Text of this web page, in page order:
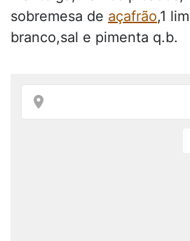
sobremesa de açafrão,1
branco,sal e pimenta q.b.